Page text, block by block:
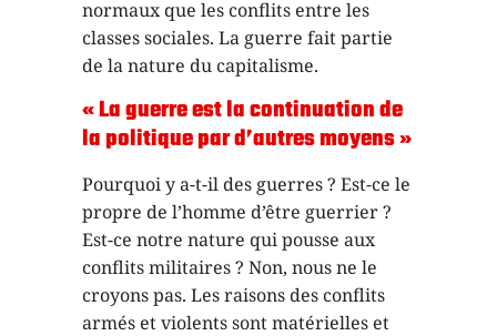
normaux que les conflits entre les
classes sociales. La guerre fait partie
de la nature du capitalisme.
« La guerre est la continuation de
la politique par d’autres moyens »
Pourquoi y a-t-il des guerres ? Est-ce le
propre de l’homme d’être guerrier ?
Est-ce notre nature qui pousse aux
conflits militaires ? Non, nous ne le
croyons pas. Les raisons des conflits
armés et violents sont matérielles et